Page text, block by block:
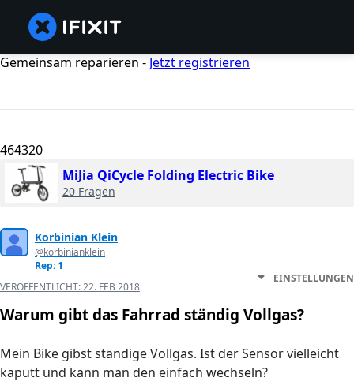
Gemeinsam reparieren - Jetzt registrieren
464320
MiJia QiCycle Folding Electric Bike
20 Fragen
Korbinian Klein
@korbinianklein
Rep: 1
VERÖFFENTLICHT:22. FEB 2018
EINSTELLUNGEN
Warum gibt das Fahrrad ständig Vollgas?
Mein Bike gibst ständige Vollgas. Ist der Sensor vielleicht
kaputt und kann man den einfach wechseln?